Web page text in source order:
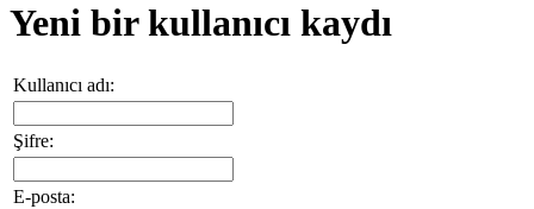
Yeni bir kullanıcı kaydı
Kullanıcı adı:
Şifre:
E-posta: